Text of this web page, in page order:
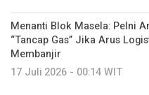
Menanti Blok Masela: Pelni
“Tancap Gas” Jika Arus
Membanjir
17 Juli 2026 - 00:14 WIT